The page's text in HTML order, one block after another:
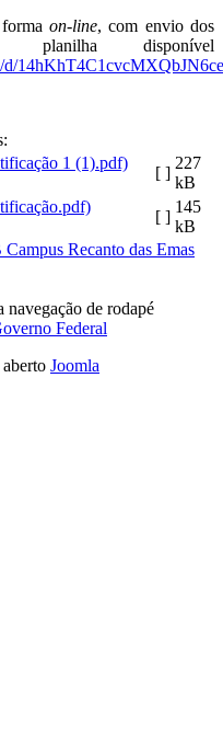
formaon-line, com envio dos
planilha disponível
d/
[ ]
227
kB
[ ]
145
kB
Recanto das Emas
navegação de rodapé
Joomla